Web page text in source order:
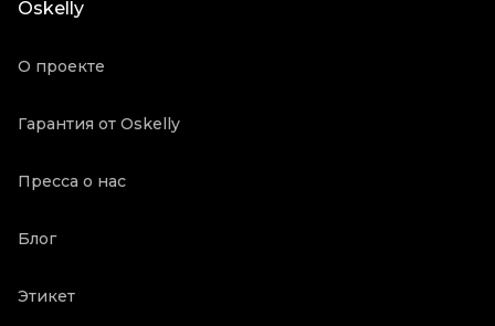
Продавец
Oskelly
О проекте
Гарантия от Oskelly
Пресса о нас
Блог
Этикет